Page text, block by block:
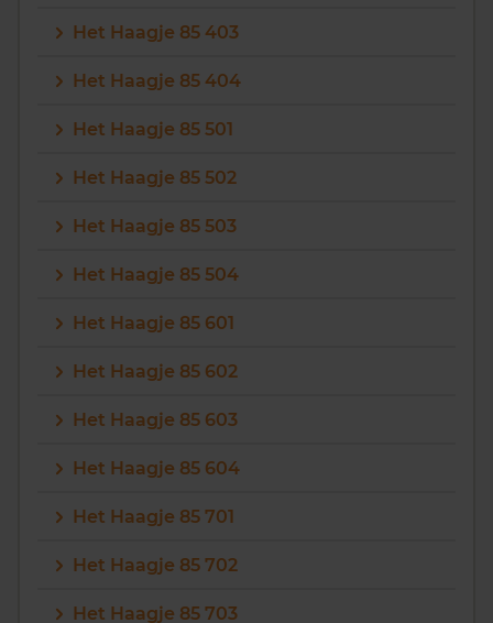
Het Haagje 85 403
Het Haagje 85 404
Het Haagje 85 501
Het Haagje 85 502
Het Haagje 85 503
Het Haagje 85 504
Het Haagje 85 601
Het Haagje 85 602
Het Haagje 85 603
Het Haagje 85 604
Het Haagje 85 701
Het Haagje 85 702
Het Haagje 85 703